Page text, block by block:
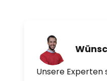
Unsere Experten